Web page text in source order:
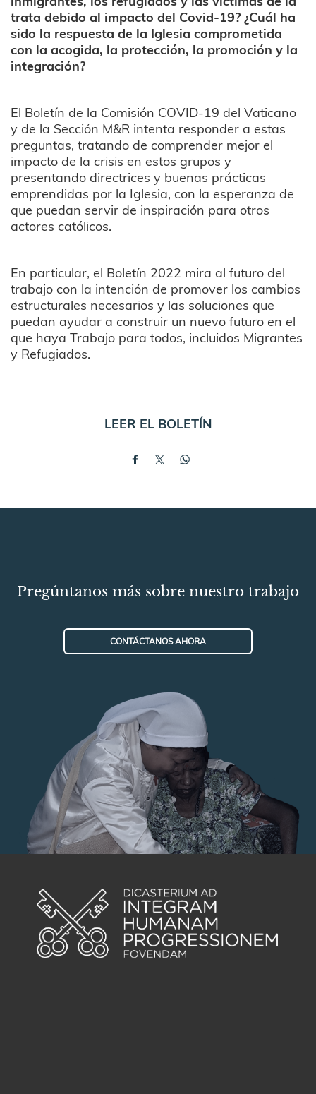
trata debido al impacto del Covid-19? ¿Cuál ha
sido la respuesta de la Iglesia comprometida
con la acogida, la protección, la promoción y la
integración?
El Boletín de la Comisión COVID-19 del Vaticano
y de la Sección M&R intenta responder a estas
preguntas, tratando de comprender mejor el
impacto de la crisis en estos grupos y
presentando directrices y buenas prácticas
emprendidas por la Iglesia, con la esperanza de
que puedan servir de inspiración para otros
actores católicos.
En particular, el Boletín 2022 mira al futuro del
trabajo con la intención de promover los cambios
estructurales necesarios y las soluciones que
puedan ayudar a construir un nuevo futuro en el
que haya Trabajo para todos, incluidos Migrantes
y Refugiados.
LEER EL BOLETÍN
Pregúntanos más sobre nuestro trabajo
CONTÁCTANOS AHORA